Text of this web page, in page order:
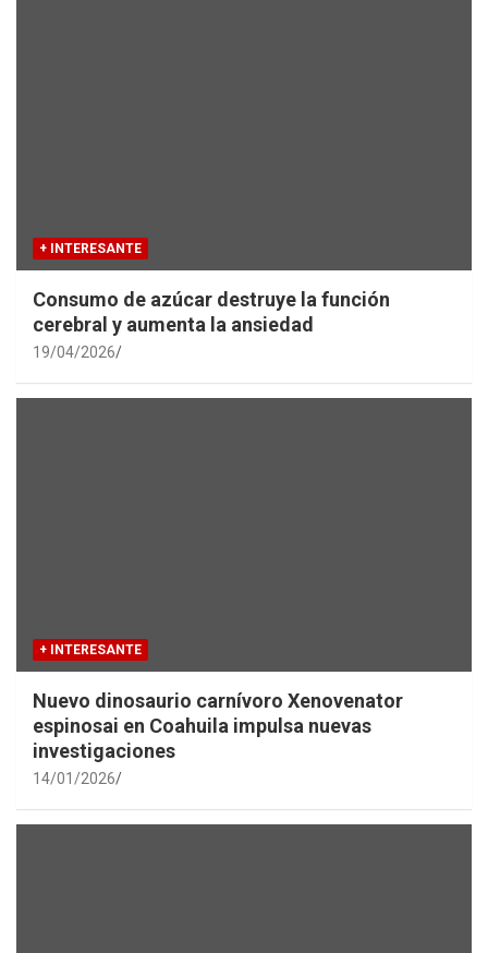
+ INTERESANTE
Consumo de azúcar destruye la función
cerebral y aumenta la ansiedad
19/04/2026
+ INTERESANTE
Nuevo dinosaurio carnívoro Xenovenator
espinosai en Coahuila impulsa nuevas
investigaciones
14/01/2026